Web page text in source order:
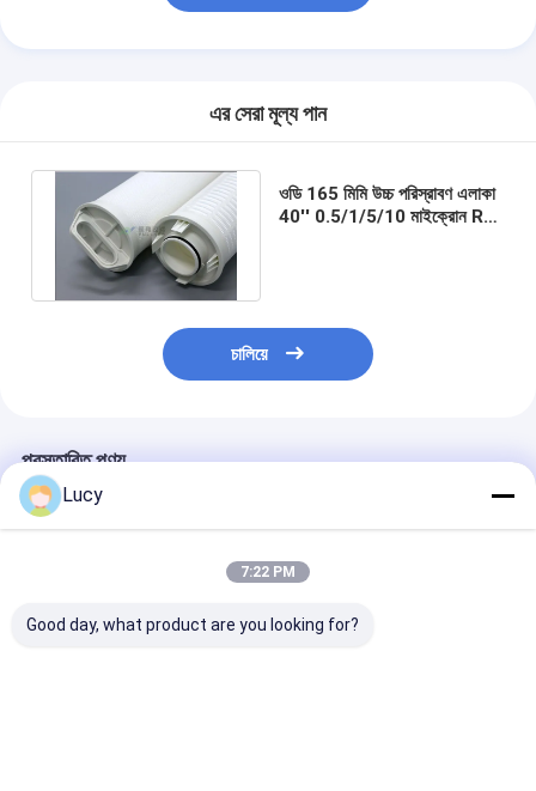
এর সেরা মূল্য পান
ওডি 165 মিমি উচ্চ পরিস্রাবণ এলাকা
40'' 0.5/1/5/10 মাইক্রোন RO
চালিয়ে
প্রস্তাবিত পণ্য
Lucy
7:22 PM
Good day, what product are you looking for?